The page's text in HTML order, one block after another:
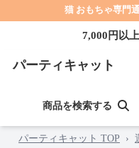
猫 おもちゃ専門
7,000円以
パーティキャット
商品を検索する
パーティキャット TOP ›